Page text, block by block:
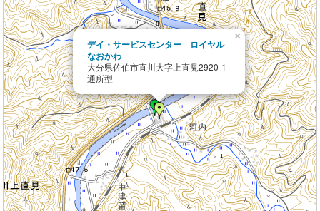
デイ・サービスセンター ロイヤル
なおかわ
大分県佐伯市直川大字上直見2920-1
通所型
×